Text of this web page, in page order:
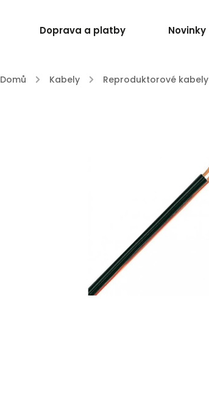
Doprava a platby Novinky
Domů / Kabely / Reproduktorové kabely